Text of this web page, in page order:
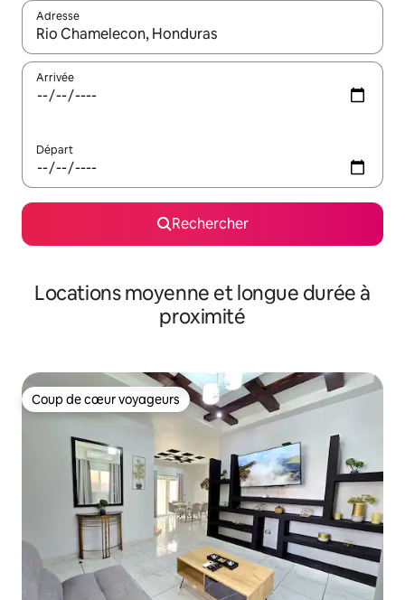
Adresse
Lorsque les résultats s'affichent, utilisez les flèches vers le
Arrivée
Départ
Rechercher
Locations moyenne et longue durée à
proximité
Coup de cœur voyageurs
Coup de cœur voyageurs